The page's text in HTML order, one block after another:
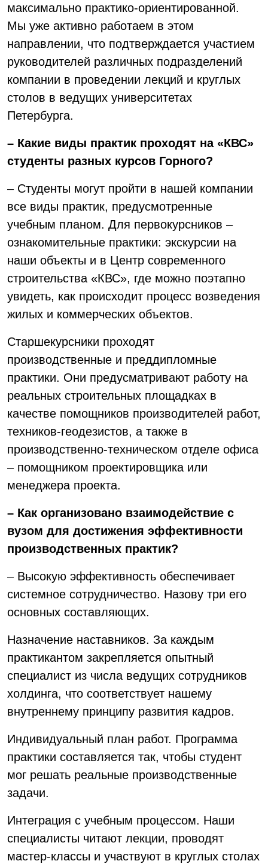
максимально практико-ориентированной.
Мы уже активно работаем в этом
направлении, что подтверждается участием
руководителей различных подразделений
компании в проведении лекций и круглых
столов в ведущих университетах
Петербурга.
– Какие виды практик проходят на «КВС»
студенты разных курсов Горного?
– Студенты могут пройти в нашей компании
все виды практик, предусмотренные
учебным планом. Для первокурсников –
ознакомительные практики: экскурсии на
наши объекты и в Центр современного
строительства «КВС», где можно поэтапно
увидеть, как происходит процесс возведения
жилых и коммерческих объектов.
Старшекурсники проходят
производственные и преддипломные
практики. Они предусматривают работу на
реальных строительных площадках в
качестве помощников производителей работ,
техников-геодезистов, а также в
производственно-техническом отделе офиса
– помощником проектировщика или
менеджера проекта.
– Как организовано взаимодействие с
вузом для достижения эффективности
производственных практик?
– Высокую эффективность обеспечивает
системное сотрудничество. Назову три его
основных составляющих.
Назначение наставников. За каждым
практикантом закрепляется опытный
специалист из числа ведущих сотрудников
холдинга, что соответствует нашему
внутреннему принципу развития кадров.
Индивидуальный план работ. Программа
практики составляется так, чтобы студент
мог решать реальные производственные
задачи.
Интеграция с учебным процессом. Наши
специалисты читают лекции, проводят
мастер-классы и участвуют в круглых столах